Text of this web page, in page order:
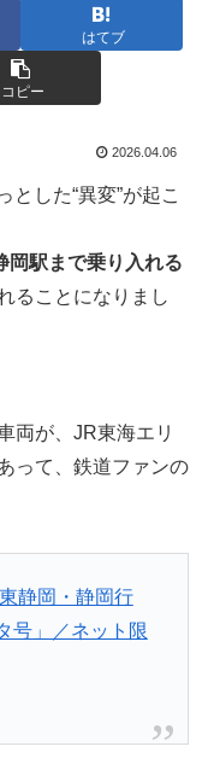
はてブ
コピー
2026.04.06
した“異変”が起こ
岡駅まで乗り入れる
ることになりまし
両が、JR東海エリ
って、鉄道ファンの
静岡・静岡行
号」／ネット限